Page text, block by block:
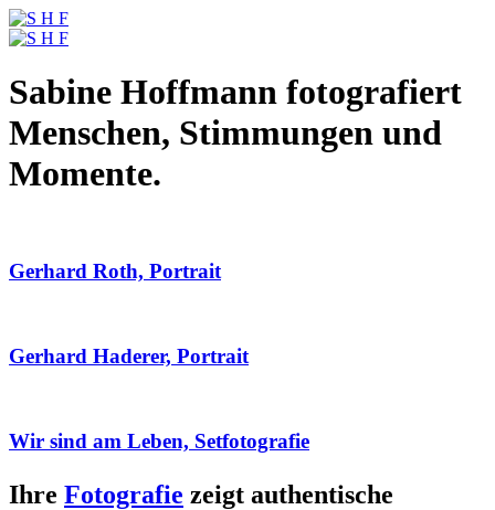
Sabine Hoffmann fotografiert
Menschen, Stimmungen und
Momente.
Gerhard Roth, Portrait
Gerhard Haderer, Portrait
Wir sind am Leben, Setfotografie
Ihre Fotografie zeigt authentische